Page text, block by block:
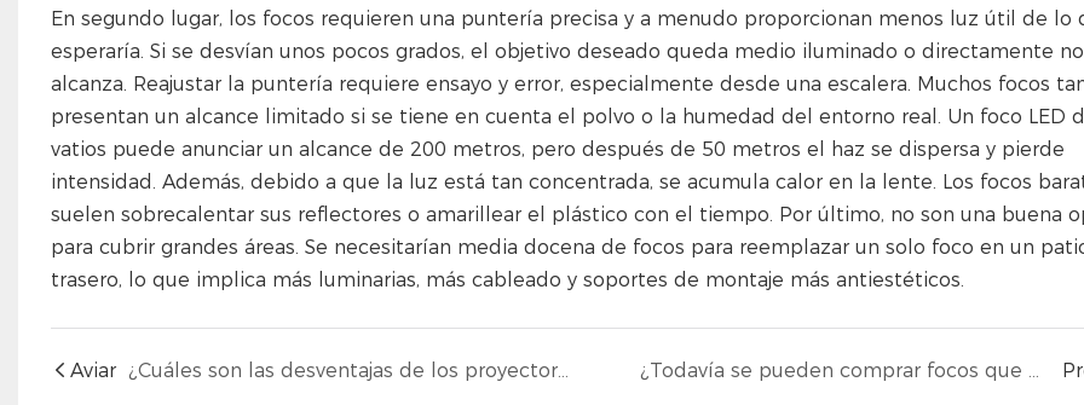
En segundo lugar, los focos requieren una puntería precisa y a menudo proporcionan menos luz útil de lo
esperaría. Si se desvían unos pocos grados, el objetivo deseado queda medio iluminado o directamente
alcanza. Reajustar la puntería requiere ensayo y error, especialmente desde una escalera. Muchos focos
presentan un alcance limitado si se tiene en cuenta el polvo o la humedad del entorno real. Un foco LED
vatios puede anunciar un alcance de 200 metros, pero después de 50 metros el haz se dispersa y pierde
intensidad. Además, debido a que la luz está tan concentrada, se acumula calor en la lente. Los focos
suelen sobrecalentar sus reflectores o amarillear el plástico con el tiempo. Por último, no son una buena
para cubrir grandes áreas. Se necesitarían media docena de focos para reemplazar un solo foco en un
trasero, lo que implica más luminarias, más cableado y soportes de montaje más antiestéticos.
Aviar ¿Cuáles son las desventajas de los proyectores LED? ¿Todavía se pueden comprar focos que no sean LED?